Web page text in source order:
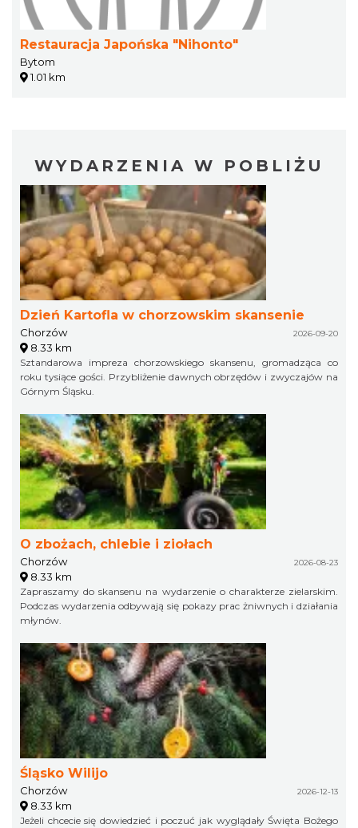
Restauracja Japońska "Nihonto"
Bytom
1.01 km
WYDARZENIA W POBLIŻU
Dzień Kartofla w chorzowskim skansenie
Chorzów 2026-09-20
8.33 km
Sztandarowa impreza chorzowskiego skansenu, gromadząca co
roku tysiące gości. Przybliżenie dawnych obrzędów i zwyczajów na
Górnym Śląsku.
O zbożach, chlebie i ziołach
Chorzów 2026-08-23
8.33 km
Zapraszamy do skansenu na wydarzenie o charakterze zielarskim.
Podczas wydarzenia odbywają się pokazy prac żniwnych i działania
młynów.
Śląsko Wilijo
Chorzów 2026-12-13
8.33 km
Jeżeli chcecie się dowiedzieć i poczuć jak wyglądały Święta Bożego